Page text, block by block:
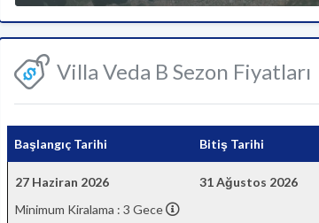
Villa Veda B Sezon Fiyatları
Başlangıç Tarihi Bitiş Tarihi
27 Haziran 2026 31 Ağustos 2026
Minimum Kiralama : 3 Gece